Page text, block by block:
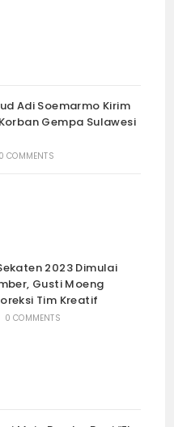
Adi Soemarmo Kirim
Gempa Sulawesi
0 COMMENTS
2023 Dimulai
Gusti Moeng
Tim Kreatif
0 COMMENTS